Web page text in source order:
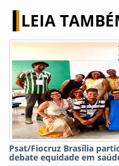
LEIA
Psat/Fiocruz Brasília
debate equidade em